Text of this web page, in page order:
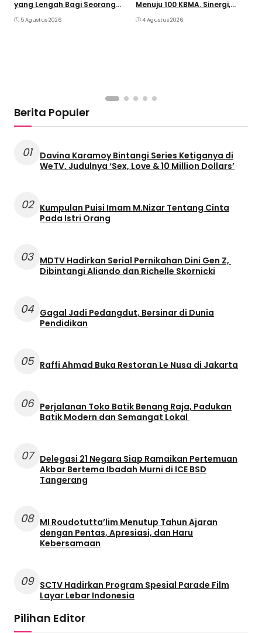
yang Lengah Bagi Seorang
5 Agustus 2026
Menuju 100 KBMA. Sinergi,
Berdampak
4 Agustus 2026
Berita Populer
01
Davina Karamoy Bintangi Series Ketiganya di
WeTV, Judulnya ‘Sex, Love & 10 Million Dollars’
02
Kumpulan Puisi Imam M.Nizar Tentang Cinta
Pada Istri Orang
03 MDTV Hadirkan Serial Pernikahan Dini Gen Z,
Dibintangi Aliando dan Richelle Skornicki
04 Gagal Jadi Pedangdut, Bersinar di Dunia
Pendidikan
05 Raffi Ahmad Buka Restoran Le Nusa di Jakarta
06 Perjalanan Toko Batik Benang Raja, Padukan
Batik Modern dan Semangat Lokal
07
Delegasi 21 Negara Siap Ramaikan Pertemuan
Akbar Bertema Ibadah Murni di ICE BSD
Tangerang
08 MI Roudotutta’lim Menutup Tahun Ajaran
dengan Pentas, Apresiasi, dan Haru
Kebersamaan
09 SCTV Hadirkan Program Spesial Parade Film
Layar Lebar Indonesia
Pilihan Editor